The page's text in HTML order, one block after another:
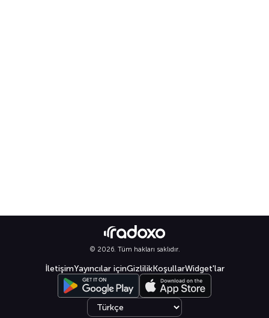
© 2026. Tüm hakları saklıdır.
İletişimYayıncılar içinGizlilikKoşullarWidget'lar
Select language